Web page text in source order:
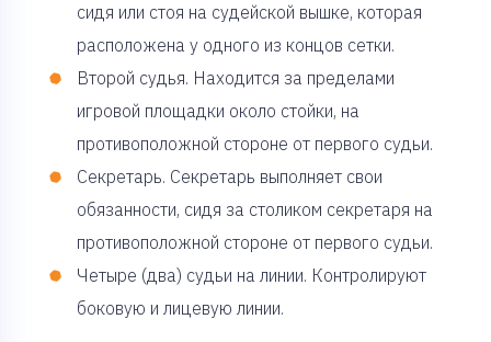
сидя или стоя на судейской вышке, которая
расположена у одного из концов сетки.
Второй судья. Находится за пределами
игровой площадки около стойки, на
противоположной стороне от первого судьи.
Секретарь. Секретарь выполняет свои
обязанности, сидя за столиком секретаря на
противоположной стороне от первого судьи.
Четыре (два) судьи на линии. Контролируют
боковую и лицевую линии.